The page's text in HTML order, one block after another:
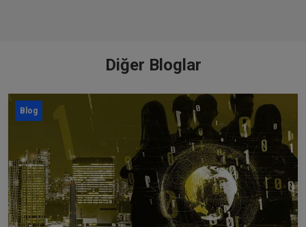
Diğer Bloglar
Blog